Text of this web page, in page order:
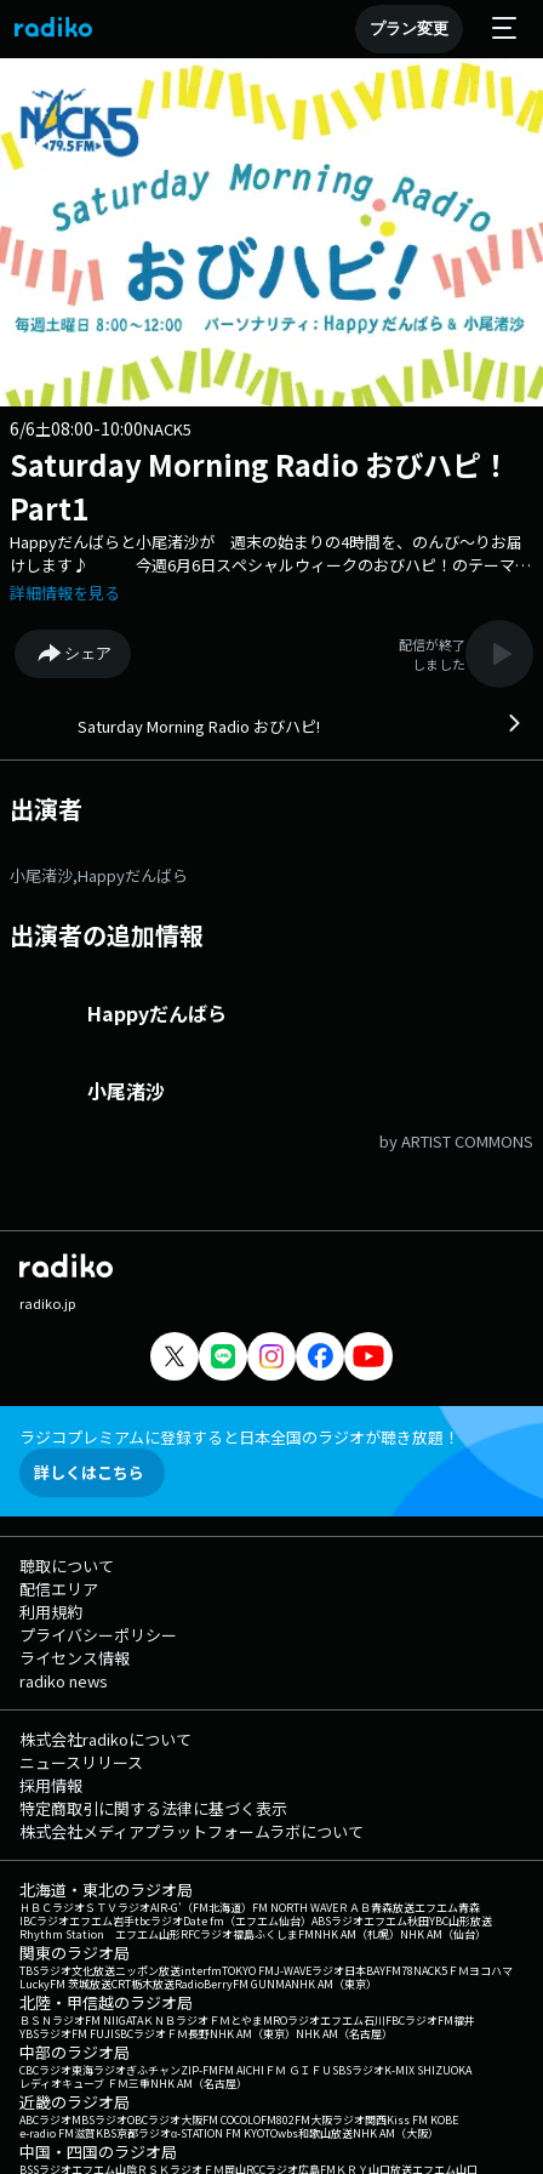
プラン変更
6/6土08:00-10:00NACK5
Saturday Morning Radio おびハピ！
Part1
Happyだんばらと小尾渚沙が 週末の始まりの4時間を、のんび～りお届
けします♪ 今週6月6日スペシャルウィークのおびハピ！のテーマ
は、 「交換」にまつわるロツレチハ♪ 例えば！ ・連絡先交
らレートが合わない。? ・物々交換した物がプレミア品でリアルわら
しべ長者に！ などなど・・・ 最近、取り替えたモノや、や
り取りしたコトなど 『交換』にまつわる様々なエピソードを教えてく
の記者から学ぶ 「親子でなっとく！『ニュースのハテナ』」をお送りし
聞かれて答えに困ったことなど、 「ニュースのハテナ」をメッセージで
送ってください。 メッセージはこちら #おびハピ795 でみなさん
親子でなっとく！ニュースのハテナ フツオタ（ふつうのお便り）
誕生日 だいすけ便り（ふつうのおたより）
詳細情報を見る
シェア
配信が終了
しました
Saturday Morning Radio おびハピ!
出演者
小尾渚沙,Happyだんばら
出演者の追加情報
Happyだんばら
小尾渚沙
by ARTIST COMMONS
radiko.jp
ラジコプレミアムに登録すると日本全国のラジオが聴き放題！
詳しくはこちら
聴取について
配信エリア
利用規約
プライバシーポリシー
ライセンス情報
radiko news
株式会社radikoについて
ニュースリリース
採用情報
特定商取引に関する法律に基づく表示
株式会社メディアプラットフォームラボについて
北海道・東北のラジオ局
ＨＢＣラジオＳＴＶラジオAIR-G'（FM北海道） FM NORTH WAVEＲＡＢ青森放送エフエム青森
IBCラジオエフエム岩手tbcラジオDate fm（エフエム仙台） ABSラジオエフエム秋田YBC山形放送
Rhythm Station エフエム山形RFCラジオ福島ふくしまFMNHK AM（札幌） NHK AM（仙台）
関東のラジオ局
TBSラジオ文化放送ニッポン放送interfmTOKYO FMJ-WAVEラジオ日本BAYFM78NACK5 ＦＭヨコハマ
LuckyFM 茨城放送CRT栃木放送RadioBerryFM GUNMANHK AM（東京）
北陸・甲信越のラジオ局
ＢＳＮラジオFM NIIGATAＫＮＢラジオ ＦＭとやまMROラジオエフエム石川FBCラジオFM福井
YBSラジオFM FUJISBCラジオ ＦＭ長野NHK AM（東京） NHK AM（名古屋）
中部のラジオ局
CBCラジオ東海ラジオぎふチャンZIP-FMFM AICHI ＦＭ ＧＩＦＵ SBSラジオK-MIX SHIZUOKA
レディオキューブ ＦＭ三重NHK AM（名古屋）
近畿のラジオ局
ABCラジオMBSラジオOBCラジオ大阪FM COCOLOFM802FM大阪ラジオ関西Kiss FM KOBE
e-radio FM滋賀KBS京都ラジオα-STATION FM KYOTOwbs和歌山放送NHK AM（大阪）
中国・四国のラジオ局
BSSラジオエフエム山陰ＲＳＫラジオ ＦＭ岡山RCCラジオ広島FM ＫＲＹ山口放送エフエム山口